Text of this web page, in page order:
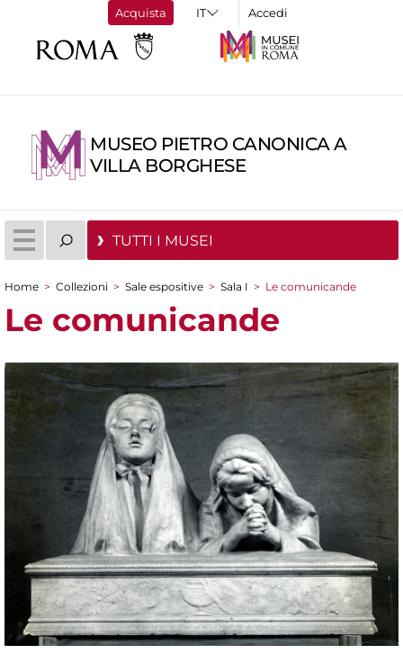
Acquista Accedi
MUSEO PIETRO CANONICA A
VILLA BORGHESE
TUTTI I MUSEI
Tu sei qui
Home > Collezioni > Sale espositive > Sala I > Le comunicande
Le comunicande